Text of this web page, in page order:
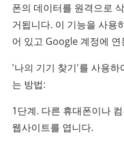
폰의 데이터를 원격으로
거됩니다. 이 기능을 사용
어 있고 Google 계정에
'나의 기기 찾기'를 사용
는 방법:
1단계. 다른 휴대폰이나
웹사이트를 엽니다.